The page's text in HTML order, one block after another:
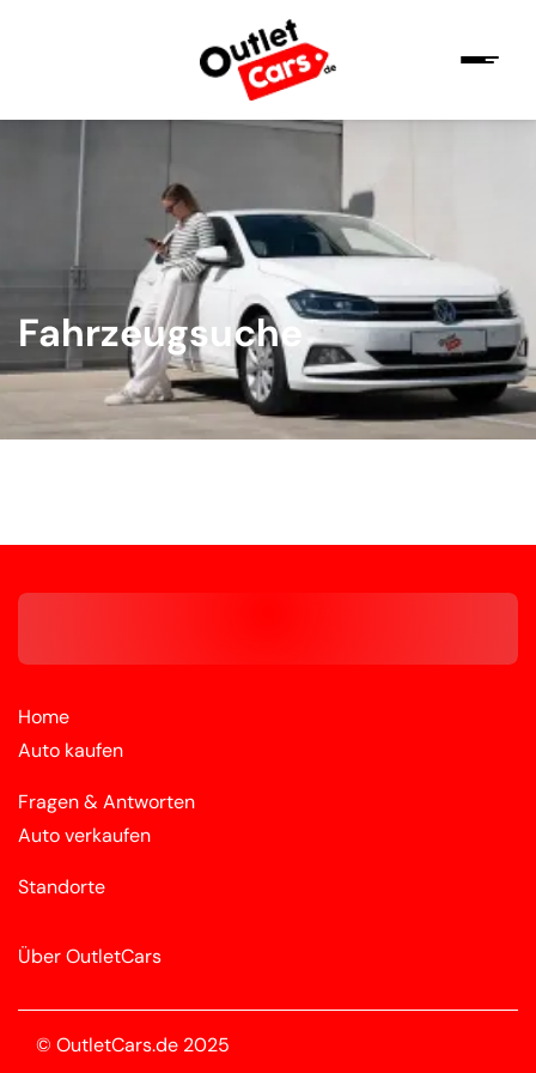
Fahrzeugsuche
Home
Auto kaufen
Fragen & Antworten
Auto verkaufen
Standorte
Über OutletCars
© OutletCars.de 2025